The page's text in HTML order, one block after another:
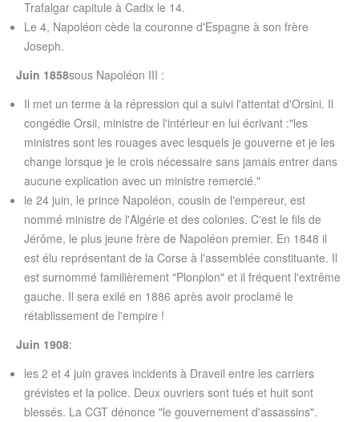
Trafalgar capitule à Cadix le 14.
Le 4, Napoléon cède la couronne d'Espagne à son frère
Joseph.
Juin 1858sous Napoléon III :
Il met un terme à la répression qui a suivi l'attentat d'Orsini. Il
congédie Orsii, ministre de l'intérieur en lui écrivant :"les
ministres sont les rouages avec lesquels je gouverne et je les
change lorsque je le crois nécessaire sans jamais entrer dans
aucune explication avec un ministre remercié."
le 24 juin, le prince Napoléon, cousin de l'empereur, est
nommé ministre de l'Algérie et des colonies. C'est le fils de
Jérôme, le plus jeune frère de Napoléon premier. En 1848 il
est élu représentant de la Corse à l'assemblée constituante. Il
est surnommé familièrement "Plonplon" et il fréquent l'extrême
gauche. Il sera exilé en 1886 après avoir proclamé le
rétablissement de l'empire !
Juin 1908:
les 2 et 4 juin graves incidents à Draveil entre les carriers
grévistes et la police. Deux ouvriers sont tués et huit sont
blessés. La CGT dénonce "le gouvernement d'assassins".